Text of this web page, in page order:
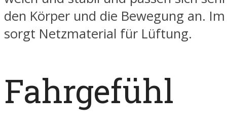
den Körper und die Bewegung an.
sorgt Netzmaterial für Lüftung.
Fahrgefühl